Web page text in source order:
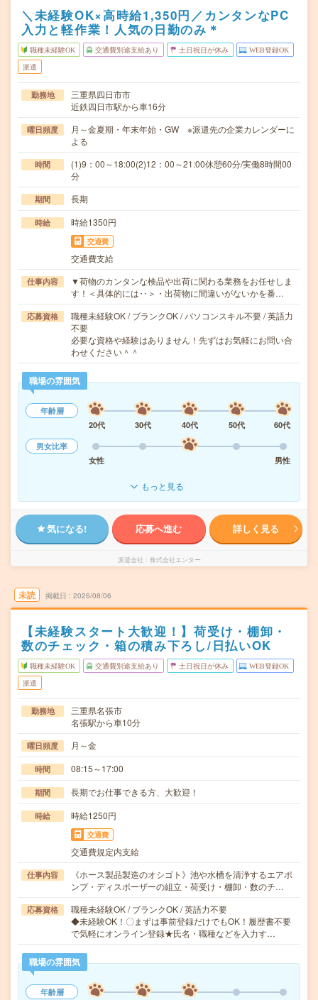
＼未経験OK×高時給1,350円／カンタンなPC
入力と軽作業！人気の日勤のみ＊
職種未経験OK 交通費別途支給あり 土日祝日が休み WEB登録OK
派遣
勤務地
三重県四日市市
近鉄四日市駅から車16分
曜日頻度
月～金夏期・年末年始・GW ※派遣先の企業カレンダーに
よる
時間
(1)9：00～18:00(2)12：00～21:00休憩60分/実働8時間00
分
期間 長期
時給 時給1350円
交通費
交通費支給
仕事内容
▼荷物のカンタンな検品や出荷に関わる業務をお任せしま
す！＜具体的には‥＞・出荷物に間違いがないかを番…
応募資格
職種未経験OK / ブランクOK / パソコンスキル不要 / 英語力
不要
必要な資格や経験はありません！先ずはお気軽にお問い合
わせください＾＾
職場の雰囲気
年齢層
20代
30代 40代 50代
60代
男女比率
女性
男性
もっと見る
気になる! 応募へ進む 詳しく見る
派遣会社 株式会社エンター
未読 掲載日 2026/08/06
【未経験スタート大歓迎！】荷受け・棚卸・
数のチェック・箱の積み下ろし/日払いOK
職種未経験OK 交通費別途支給あり 土日祝日が休み WEB登録OK
派遣
勤務地
三重県名張市
名張駅から車10分
曜日頻度 月～金
時間 08:15～17:00
期間 長期でお仕事できる方、大歓迎！
時給 時給1250円
交通費
交通費規定内支給
仕事内容
《ホース製品製造のオシゴト》池や水槽を清浄するエアポ
ンプ・ディスポーザーの組立・荷受け・棚卸・数のチ…
応募資格
職種未経験OK / ブランクOK / 英語力不要
◆未経験OK！〇まずは事前登録だけでもOK！履歴書不要
で気軽にオンライン登録★氏名・職種などを入力す…
職場の雰囲気
年齢層